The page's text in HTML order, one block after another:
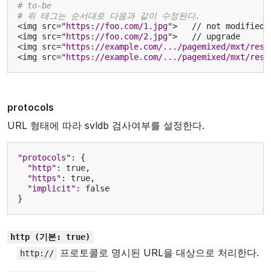
# to-be
# 위 태그는 순서대로 다음과 같이 수정된다.
<img src="https://foo.com/1.jpg"> // not modified
<img src="https://foo.com/2.jpg"> // upgrade
<img src="https://example.com/.../pagemixed/mxt/
<img src="https://example.com/.../pagemixed/mxt/
protocols
URL 형태에 따라 svldb 검사여부를 설정한다.
"protocols" :
{
"http" : true,
"https" : true,
"implicit" :
false
}
http (기본:
true)
http://
프로토콜로 명시된 URL을 대상으로 처리한다.